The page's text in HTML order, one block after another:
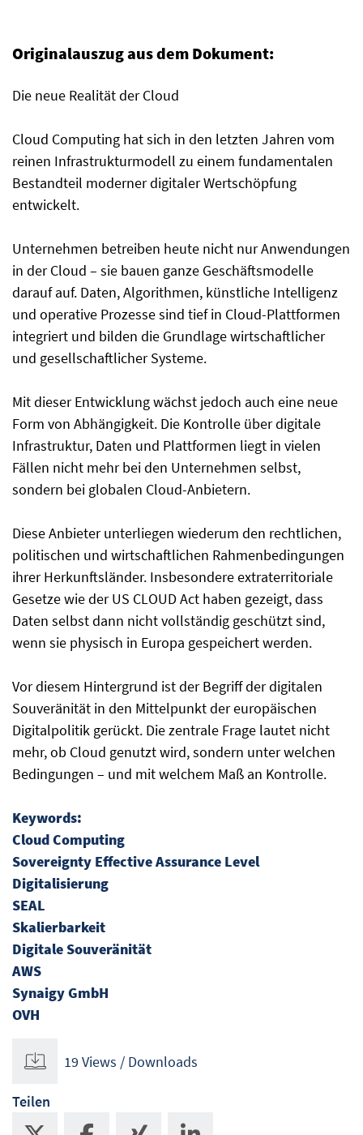
Originalauszug aus dem Dokument:
Die neue Realität der Cloud
Cloud Computing hat sich in den letzten Jahren vom
reinen Infrastrukturmodell zu einem fundamentalen
Bestandteil moderner digitaler Wertschöpfung
entwickelt.
Unternehmen betreiben heute nicht nur Anwendungen
in der Cloud – sie bauen ganze Geschäftsmodelle
darauf auf. Daten, Algorithmen, künstliche Intelligenz
und operative Prozesse sind tief in Cloud-Plattformen
integriert und bilden die Grundlage wirtschaftlicher
und gesellschaftlicher Systeme.
Mit dieser Entwicklung wächst jedoch auch eine neue
Form von Abhängigkeit. Die Kontrolle über digitale
Infrastruktur, Daten und Plattformen liegt in vielen
Fällen nicht mehr bei den Unternehmen selbst,
sondern bei globalen Cloud-Anbietern.
Diese Anbieter unterliegen wiederum den rechtlichen,
politischen und wirtschaftlichen Rahmenbedingungen
ihrer Herkunftsländer. Insbesondere extraterritoriale
Gesetze wie der US CLOUD Act haben gezeigt, dass
Daten selbst dann nicht vollständig geschützt sind,
wenn sie physisch in Europa gespeichert werden.
Vor diesem Hintergrund ist der Begriff der digitalen
Souveränität in den Mittelpunkt der europäischen
Digitalpolitik gerückt. Die zentrale Frage lautet nicht
mehr, ob Cloud genutzt wird, sondern unter welchen
Bedingungen – und mit welchem Maß an Kontrolle.
Keywords:
Cloud Computing
Sovereignty Effective Assurance Level
Digitalisierung
SEAL
Skalierbarkeit
Digitale Souveränität
AWS
Synaigy GmbH
OVH
19 Views / Downloads
Teilen